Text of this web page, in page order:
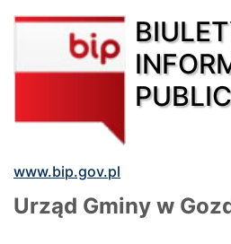
www.bip.gov.pl
Urząd Gminy w